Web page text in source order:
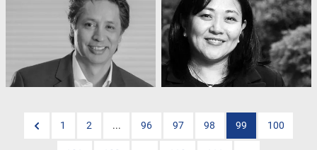
1 2 ... 96 97 98 99 100